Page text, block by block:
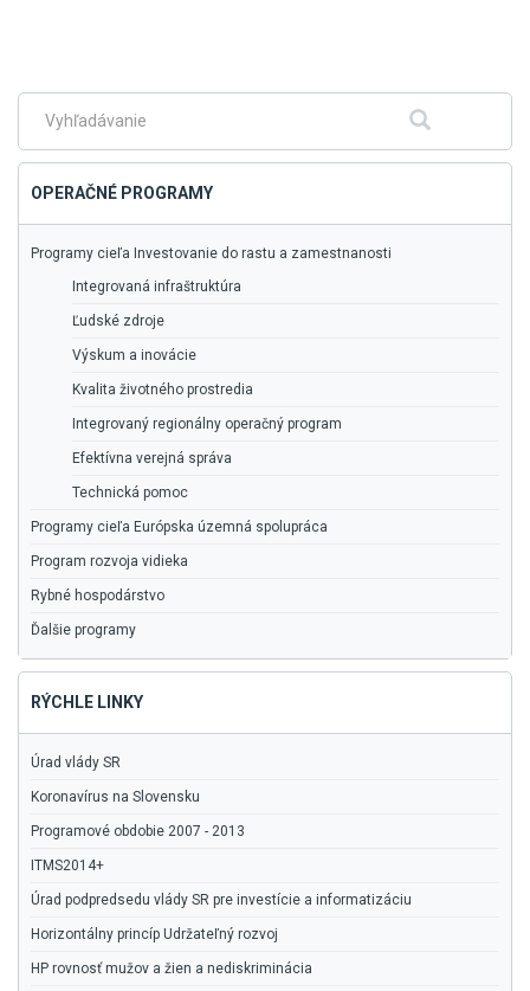
hlavné
menu
Fulltextové
Hľadať
OPERAČNÉ PROGRAMY
Programy cieľa Investovanie do rastu a zamestnanosti
Integrovaná infraštruktúra
Ľudské zdroje
Výskum a inovácie
Kvalita životného prostredia
Integrovaný regionálny operačný program
Efektívna verejná správa
Technická pomoc
Programy cieľa Európska územná spolupráca
Program rozvoja vidieka
Rybné hospodárstvo
Ďalšie programy
RÝCHLE LINKY
Úrad vlády SR
Koronavírus na Slovensku
Programové obdobie 2007 - 2013
ITMS2014+
Úrad podpredsedu vlády SR pre investície a informatizáciu
Horizontálny princíp Udržateľný rozvoj
HP rovnosť mužov a žien a nediskriminácia